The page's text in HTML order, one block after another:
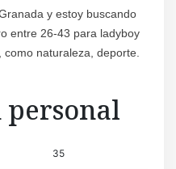
y estoy buscando
entre 26-43 para ladyboy
naturaleza, deporte.
35